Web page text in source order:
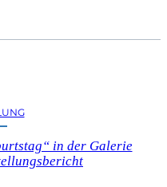
–
I
C
in der Galerie